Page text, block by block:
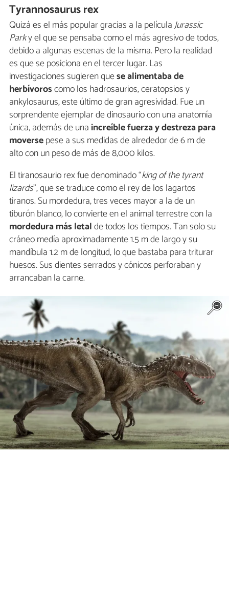
Tyrannosaurus rex
Quizá es el más popular gracias a la películaJurassic
Parky el que se pensaba como el más agresivo de todos,
debido a algunas escenas de la misma. Pero la realidad
es que se posiciona en el tercer lugar. Las
investigaciones sugieren quese alimentaba de
herbívoroscomo los hadrosaurios, ceratopsios y
ankylosaurus, este último de gran agresividad. Fue un
sorprendente ejemplar de dinosaurio con una anatomía
única, además de una increíble fuerza y destreza para
moversepese a sus medidas de alrededor de 6 m de
alto con un peso de más de 8,000 kilos.
El tiranosaurio rex fue denominado “king of the tyrant
lizards”, que se traduce como el rey de los lagartos
tiranos. Su mordedura, tres veces mayor a la de un
tiburón blanco, lo convierte en el animal terrestre con la
mordedura más letalde todos los tiempos. Tan solo su
cráneo medía aproximadamente 1.5 m de largo y su
mandíbula 1.2 m de longitud, lo que bastaba para triturar
huesos. Sus dientes serrados y cónicos perforaban y
arrancaban la carne.